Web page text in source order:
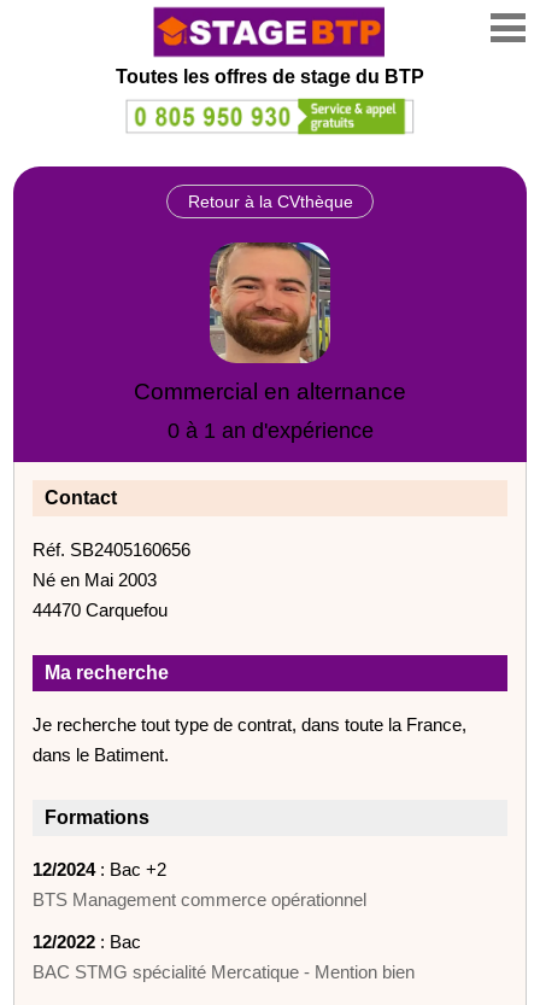
Toutes les offres de stage du BTP
Retour à la CVthèque
Commercial en alternance
0 à 1 an d'expérience
Contact
Réf. SB2405160656
Né en Mai 2003
44470 Carquefou
Ma recherche
Je recherche tout type de contrat, dans toute la France,
dans le Batiment.
Formations
12/2024: Bac +2
BTS Management commerce opérationnel
12/2022 : Bac
BAC STMG spécialité Mercatique - Mention bien